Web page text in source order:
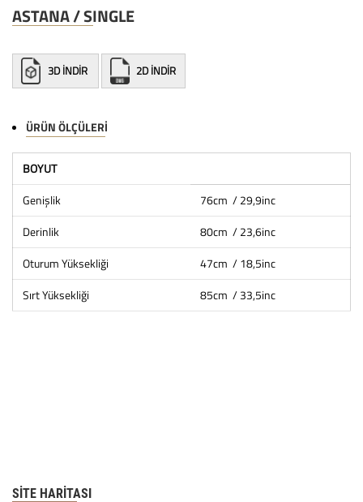
ASTANA / SINGLE
3D İNDİR 2D İNDİR
ÜRÜN ÖLÇÜLERI
BOYUT
Genişlik
76cm / 29,9inc
Derinlik
80cm / 23,6inc
Oturum Yüksekliği
47cm / 18,5inc
Sırt Yüksekliği
85cm / 33,5inc
SITE HARITASI